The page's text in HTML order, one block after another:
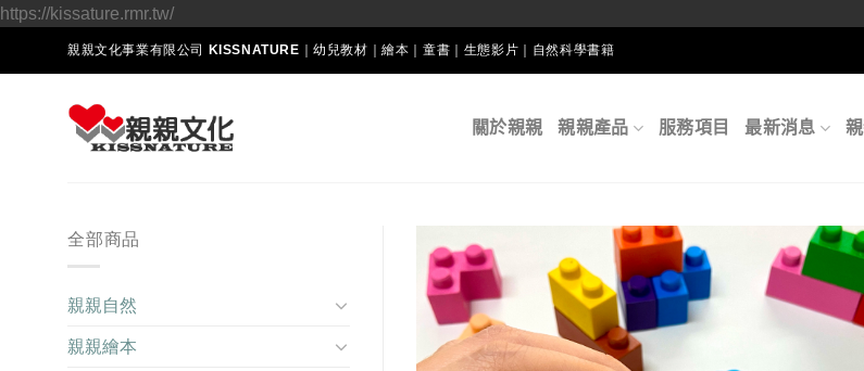
https://kissature.rmr.tw/Skip
to
親親文化事業有限公司 KISSNATURE｜幼兒教材｜繪本｜童書｜生態影片｜自然科學書籍
關於親親 親親產品 服務項目 最新消息
全部商品
親親自然
親親繪本